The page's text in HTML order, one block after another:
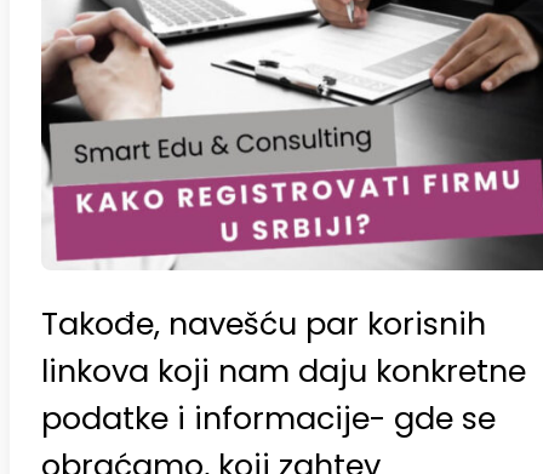
Takođe, navešću par korisnih
linkova koji nam daju konkretne
podatke i informacije- gde se